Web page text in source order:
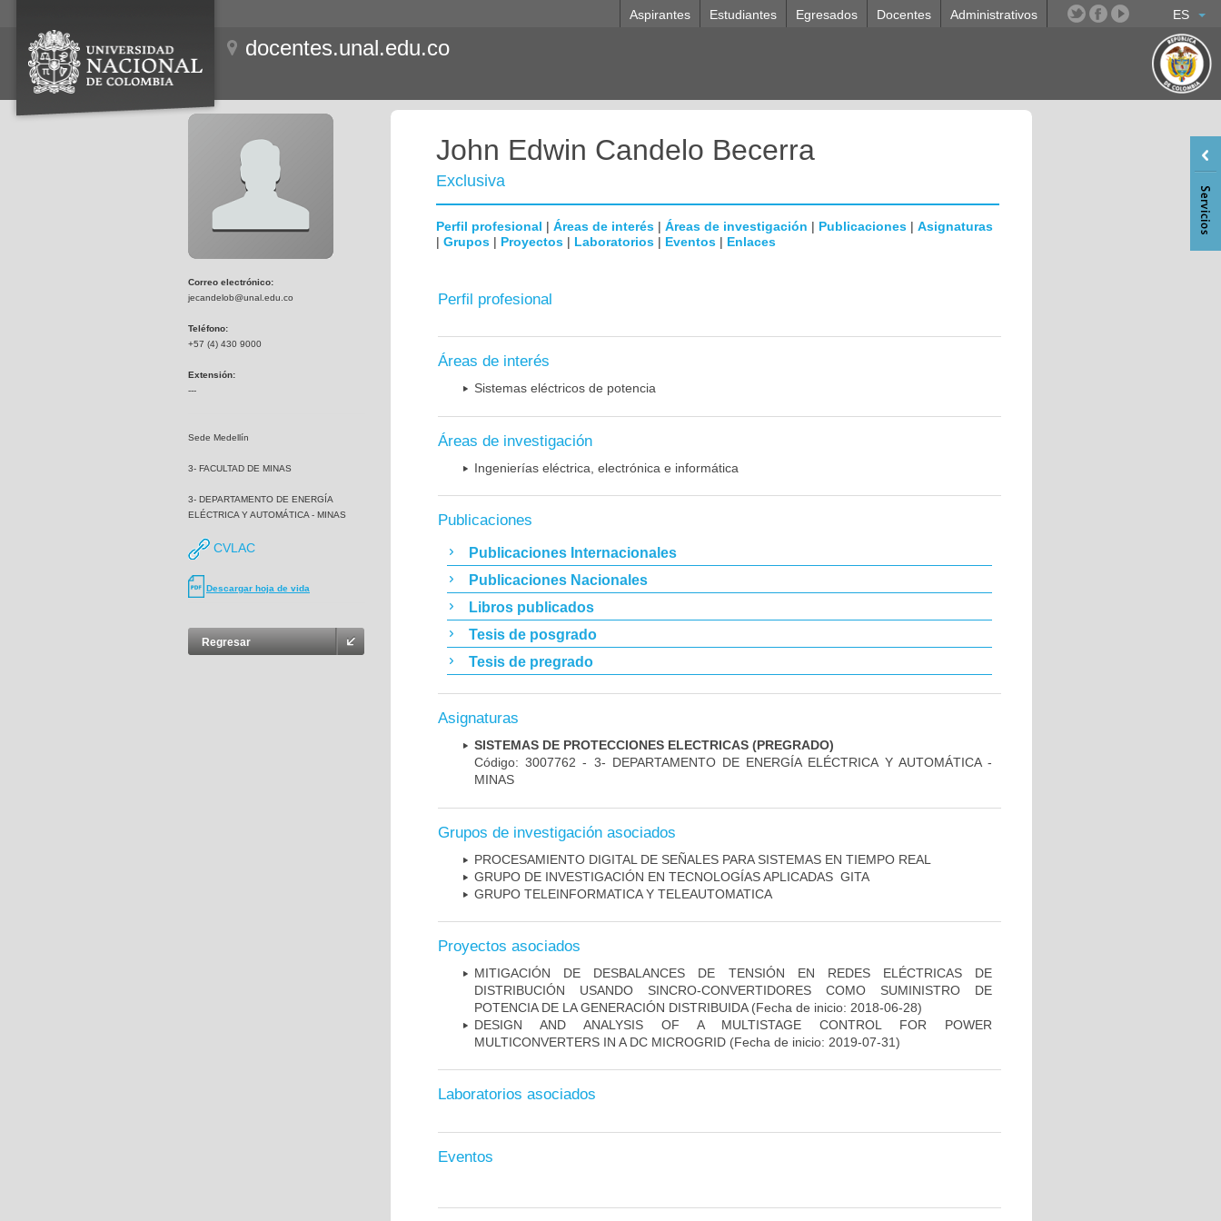
ES
Aspirantes Estudiantes Egresados Docentes Administrativos
docentes.unal.edu.co
Correo electrónico:
jecandelob@unal.edu.co
Teléfono:
+57 (4) 430 9000
Extensión:
---
Sede Medellín
3- FACULTAD DE MINAS
3- DEPARTAMENTO DE ENERGÍA
ELÉCTRICA Y AUTOMÁTICA - MINAS
CVLAC
Descargar hoja de vida
Regresar
John Edwin Candelo Becerra
Exclusiva
Perfil profesional | Áreas de interés | Áreas de investigación | Publicaciones | Asignaturas
| Grupos | Proyectos | Laboratorios | Eventos | Enlaces
Perfil profesional
Áreas de interés
Sistemas eléctricos de potencia
Áreas de investigación
Ingenierías eléctrica, electrónica e informática
Publicaciones
Publicaciones Internacionales
Publicaciones Nacionales
Libros publicados
Tesis de posgrado
Tesis de pregrado
Asignaturas
SISTEMAS DE PROTECCIONES ELECTRICAS (PREGRADO)
Código: 3007762 - 3- DEPARTAMENTO DE ENERGÍA ELÉCTRICA Y AUTOMÁTICA -
MINAS
Grupos de investigación asociados
PROCESAMIENTO DIGITAL DE SEÑALES PARA SISTEMAS EN TIEMPO REAL
GRUPO DE INVESTIGACIÓN EN TECNOLOGÍAS APLICADAS ­ GITA
GRUPO TELEINFORMATICA Y TELEAUTOMATICA
Proyectos asociados
MITIGACIÓN DE DESBALANCES DE TENSIÓN EN REDES ELÉCTRICAS DE
DISTRIBUCIÓN USANDO SINCRO-CONVERTIDORES COMO SUMINISTRO DE
POTENCIA DE LA GENERACIÓN DISTRIBUIDA(Fecha de inicio: 2018-06-28)
DESIGN AND ANALYSIS OF A MULTISTAGE CONTROL FOR POWER
MULTICONVERTERS IN A DC MICROGRID (Fecha de inicio: 2019-07-31)
Laboratorios asociados
Eventos